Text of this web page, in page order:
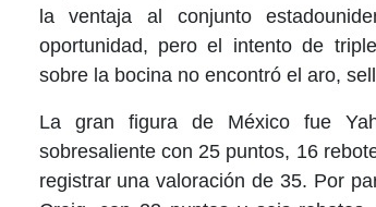
la ventaja al conjunto
oportunidad, pero el intento de
sobre la bocina no encontró el aro,
La gran figura de México fue
sobresaliente con 25 puntos, 16
registrar una valoración de 35. Por